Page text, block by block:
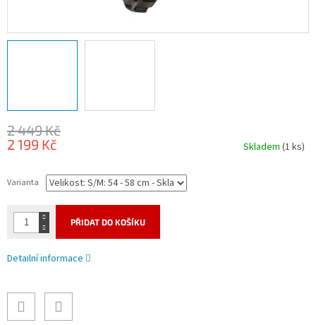
2 449 Kč
2 199 Kč
cena:
Skladem(1 ks)
Varianta
PŘIDAT DO KOŠÍKU
Detailní informace